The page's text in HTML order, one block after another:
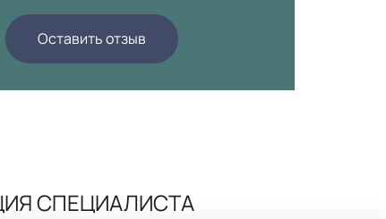
Оставить отзыв
СПЕЦИАЛИСТА